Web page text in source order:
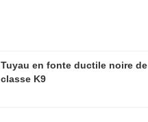
Tuyau en fonte ductile noire de
classe K9